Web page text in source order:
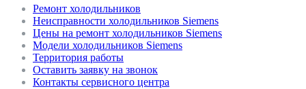
Ремонт холодильников
Неисправности холодильников Siemens
Цены на ремонт холодильников Siemens
Модели холодильников Siemens
Территория работы
Оставить заявку на звонок
Контакты сервисного центра